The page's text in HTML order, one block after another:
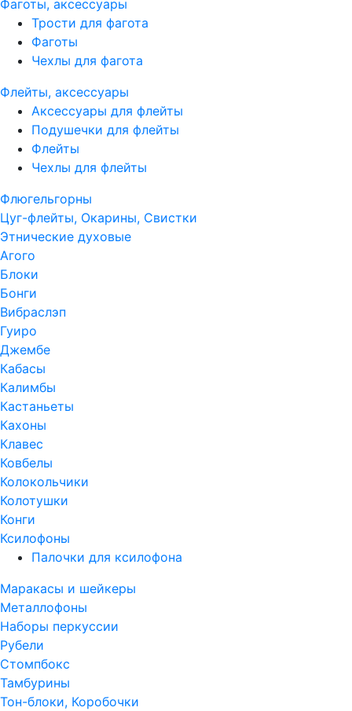
Фаготы, аксессуары
Трости для фагота
Фаготы
Чехлы для фагота
Флейты, аксессуары
Аксессуары для флейты
Подушечки для флейты
Флейты
Чехлы для флейты
Флюгельгорны
Цуг-флейты, Окарины, Свистки
Этнические духовые
Агого
Блоки
Бонги
Вибраслэп
Гуиро
Джембе
Кабасы
Калимбы
Кастаньеты
Кахоны
Клавес
Ковбелы
Колокольчики
Колотушки
Конги
Ксилофоны
Палочки для ксилофона
Маракасы и шейкеры
Металлофоны
Наборы перкуссии
Рубели
Стомпбокс
Тамбурины
Тон-блоки, Коробочки